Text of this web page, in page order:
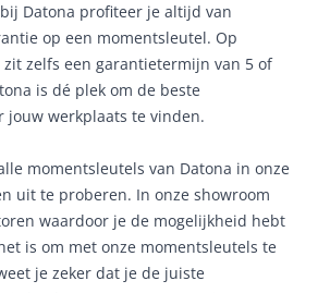
Datona profiteer je altijd van
op een momentsleutel. Op
zelfs een garantietermijn van 5 of
is dé plek om de beste
jouw werkplaats te vinden.
momentsleutels van Datona in onze
uit te proberen. In onze showroom
waardoor je de mogelijkheid hebt
is om met onze momentsleutels te
je zeker dat je de juiste